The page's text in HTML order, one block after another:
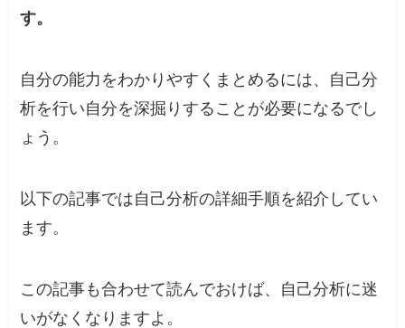
す。
自分の能力をわかりやすくまとめるには、自己分
析を行い自分を深掘りすることが必要になるでし
ょう。
以下の記事では自己分析の詳細手順を紹介してい
ます。
この記事も合わせて読んでおけば、自己分析に迷
いがなくなりますよ。